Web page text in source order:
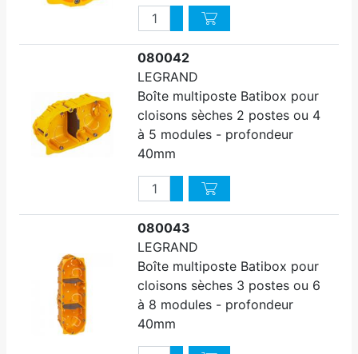
QuantitéAugmenter quantité
Diminuer quantité
080042
LEGRAND
Boîte multiposte Batibox pour
cloisons sèches 2 postes ou 4
à 5 modules - profondeur
40mm
QuantitéAugmenter quantité
Diminuer quantité
080043
LEGRAND
Boîte multiposte Batibox pour
cloisons sèches 3 postes ou 6
à 8 modules - profondeur
40mm